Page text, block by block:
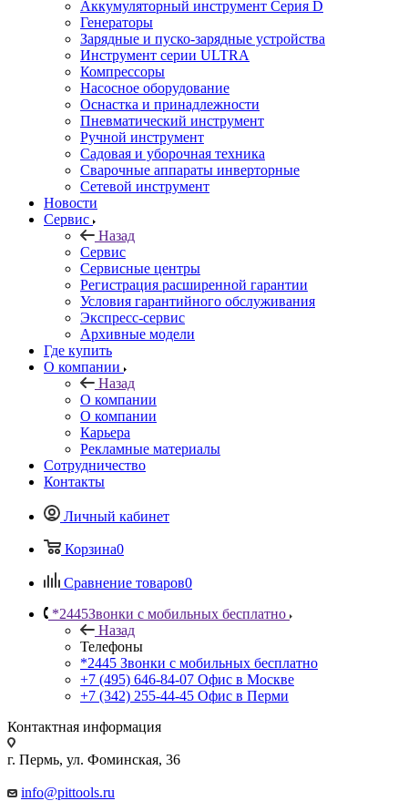
Аккумуляторный инструмент Серия D
Генераторы
Зарядные и пуско-зарядные устройства
Инструмент серии ULTRA
Компрессоры
Насосное оборудование
Оснастка и принадлежности
Пневматический инструмент
Ручной инструмент
Садовая и уборочная техника
Сварочные аппараты инверторные
Сетевой инструмент
Новости
Сервис
Назад
Сервис
Сервисные центры
Регистрация расширенной гарантии
Условия гарантийного обслуживания
Экспресс-сервис
Архивные модели
Где купить
О компании
Назад
О компании
О компании
Карьера
Рекламные материалы
Сотрудничество
Контакты
Личный кабинет
Корзина0
Сравнение товаров0
*2445Звонки с мобильных бесплатно
Назад
Телефоны
*2445 Звонки с мобильных бесплатно
+7 (495) 646-84-07 Офис в Москве
+7 (342) 255-44-45 Офис в Перми
Контактная информация
г. Пермь, ул. Фоминская, 36
info@pittools.ru